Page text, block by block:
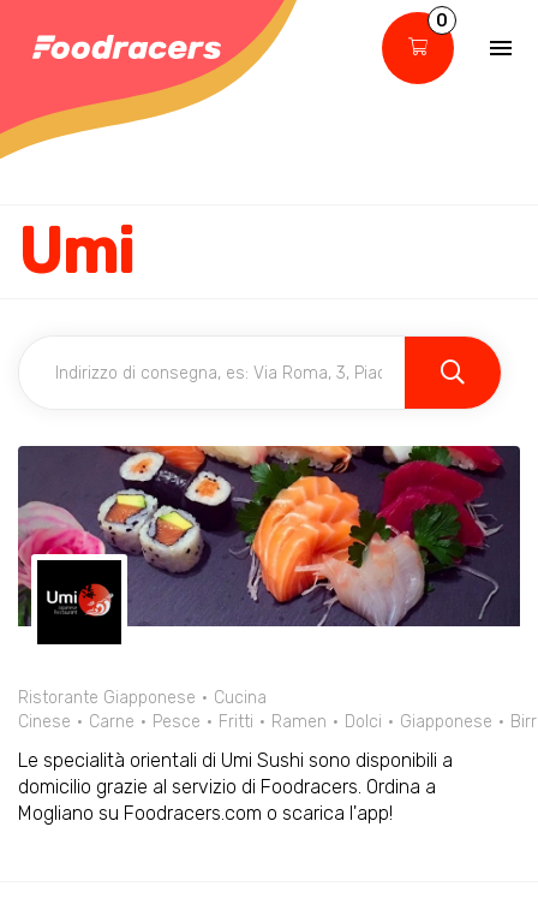
0
Umi
Ristorante Giapponese
Cucina
Cinese
Carne Pesce Fritti Ramen Dolci Giapponese
Le specialità orientali di Umi Sushi sono disponibili a
domicilio grazie al servizio di Foodracers. Ordina a
Mogliano su Foodracers.com o scarica l'app!